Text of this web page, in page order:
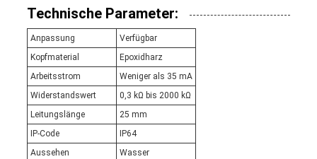
Technische Parameter:
Anpassung
Verfügbar
Kopfmaterial
Epoxidharz
Arbeitsstrom
Weniger als 35 mA
Widerstandswert
0,3 kΩ bis 2000 kΩ
Leitungslänge
25 mm
IP-Code
IP64
Aussehen
Wasser